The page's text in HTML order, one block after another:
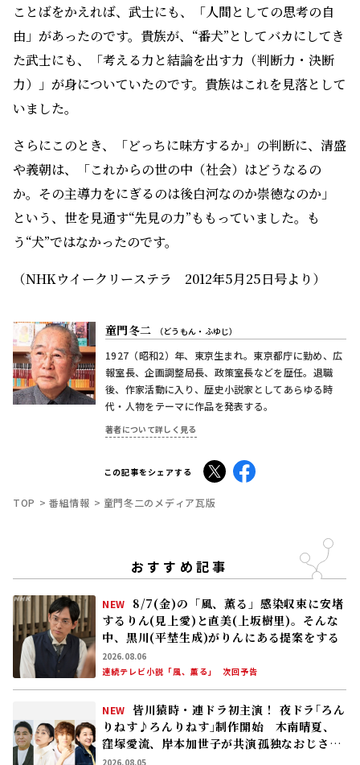
ことばをかえれば、武士にも、「人間としての思考の自
由」があったのです。貴族が、“番犬”としてバカにしてき
た武士にも、「考える力と結論を出す力（判断力・決断
力）」が身についていたのです。貴族はこれを見落として
いました。
さらにこのとき、「どっちに味方するか」の判断に、清盛
や義朝は、「これからの世の中（社会）はどうなるの
か。その主導力をにぎるのは後白河なのか崇徳なのか」
という、世を見通す“先見の力”ももっていました。も
う“犬”ではなかったのです。
（NHKウイークリーステラ 2012年5月25日号より）
童門冬二 （どうもん・ふゆじ）
1927（昭和2）年、東京生まれ。東京都庁に勤め、広
報室長、企画調整局長、政策室長などを歴任。退職
後、作家活動に入り、歴史小説家としてあらゆる時
代・人物をテーマに作品を発表する。
著者について詳しく見る
この記事をシェアする X Facebook
TOP 番組情報 童門冬二のメディア瓦版
おすすめ記事
NEW
8/7(金)の「風、薫る」感染収束に安堵
するりん(見上愛)と直美(上坂樹里)。そんな
中、黒川(平埜生成)がりんにある提案をする
2026.08.06
連続テレビ小説「風、薫る」
次回予告
NEW 皆川猿時・連ドラ初主演！ 夜ドラ｢ろん
りねす♪ろんりねす｣制作開始 木南晴夏、
窪塚愛流、岸本加世子が共演――孤独なおじさん
が､人生でやり残したことに向き合う
2026.08.05